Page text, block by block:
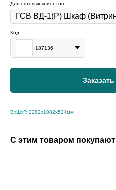
Для оптовых клиентов
Код
187136
Заказать
ВхШхГ: 2282x1082x524мм
С этим товаром покупают